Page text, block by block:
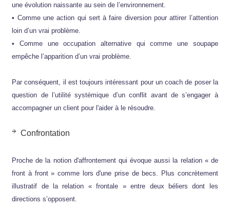
une évolution naissante au sein de l’environnement.
• Comme une action qui sert à faire diversion pour attirer l’attention
loin d’un vrai problème.
• Comme une occupation alternative qui comme une soupape
empêche l’apparition d’un vrai problème.
Par conséquent, il est toujours intéressant pour un coach de poser la
question de l’utilité systémique d’un conflit avant de s’engager à
accompagner un client pour l'aider à le résoudre.
Confrontation
Proche de la notion d'affrontement qui évoque aussi la relation « de
front à front » comme lors d'une prise de becs. Plus concrètement
illustratif de la relation « frontale » entre deux béliers dont les
directions s’opposent.